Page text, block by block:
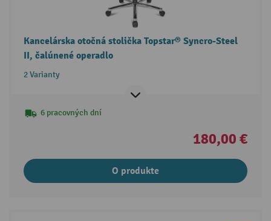
Kancelárska otočná stolička Topstar® Syncro-Steel
II, čalúnené operadlo
2 Varianty
6 pracovných dní
180,00 €
O produkte